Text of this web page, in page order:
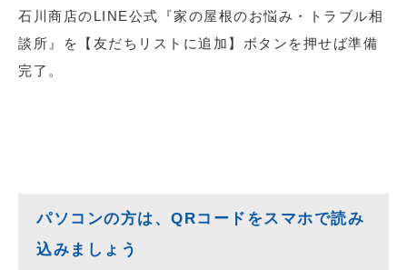
石川商店のLINE公式『家の屋根のお悩み・トラブル相
談所』を【友だちリストに追加】ボタンを押せば準備
完了。
パソコンの方は、QRコードをスマホで読み
込みましょう